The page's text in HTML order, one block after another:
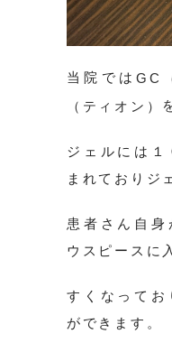
当院ではGC
（ティオン）
ジェルには１
まれておりジ
患者さん自身
ウスピースに
すくなってお
ができます。